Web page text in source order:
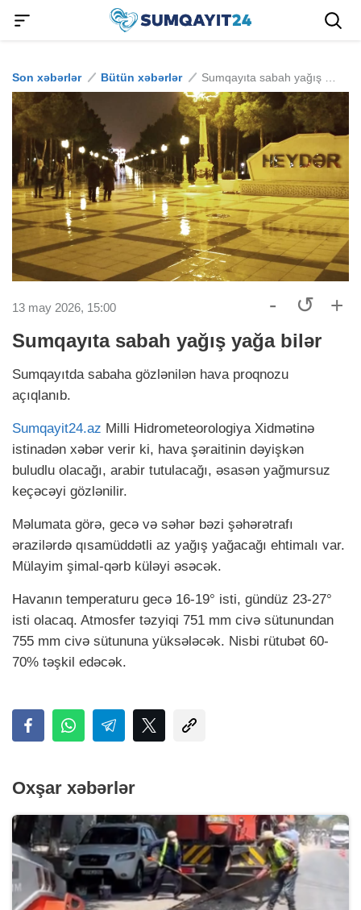
Son xəbərlər Bütün xəbərlər
13 may 2026, 15:00 - ↺ +
Sumqayıta sabah yağış yağa bilər
Sumqayıtda sabaha gözlənilən hava proqnozu
açıqlanıb.
Sumqayit24.az Milli Hidrometeorologiya Xidmətinə
istinadən xəbər verir ki, hava şəraitinin dəyişkən
buludlu olacağı, arabir tutulacağı, əsasən yağmursuz
keçəcəyi gözlənilir.
Məlumata görə, gecə və səhər bəzi şəhərətrafı
ərazilərdə qısamüddətli az yağış yağacağı ehtimalı var.
Mülayim şimal-qərb küləyi əsəcək.
Havanın temperaturu gecə 16-19° isti, gündüz 23-27°
isti olacaq. Atmosfer təzyiqi 751 mm civə sütunundan
755 mm civə sütununa yüksələcək. Nisbi rütubət 60-
70% təşkil edəcək.
Oxşar xəbərlər